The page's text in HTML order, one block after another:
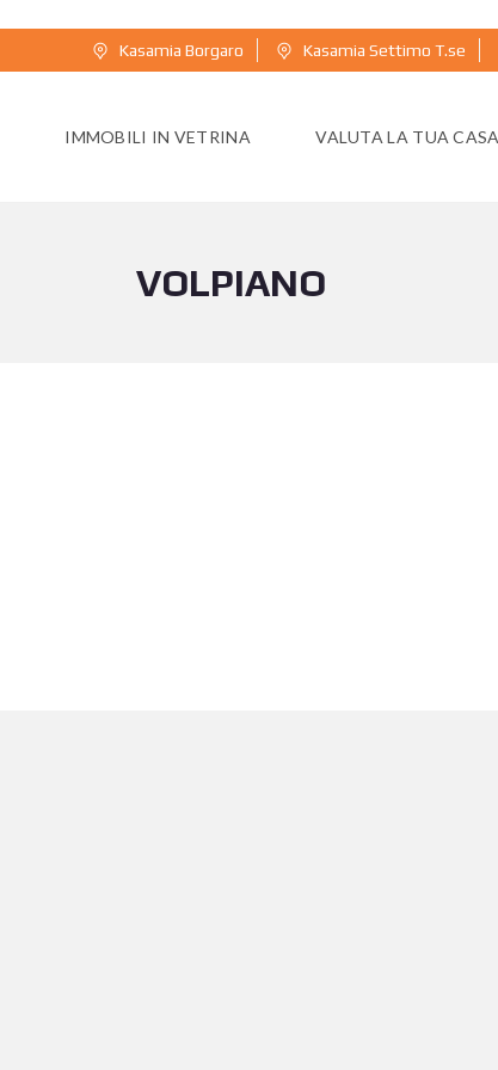
Kasamia Borgaro Kasamia Settimo T.se
IMMOBILI IN VETRINA VALUTA LA TUA CASA
VOLPIANO